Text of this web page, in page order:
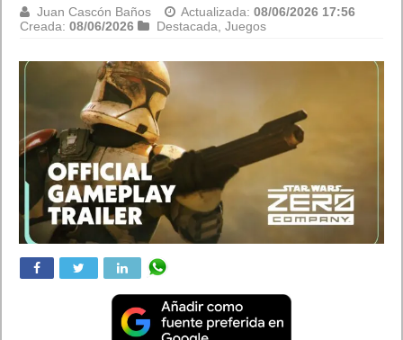
Juan Cascón Baños Actualizada:08/06/2026 17:56
Creada:08/06/2026 Destacada ,Juegos